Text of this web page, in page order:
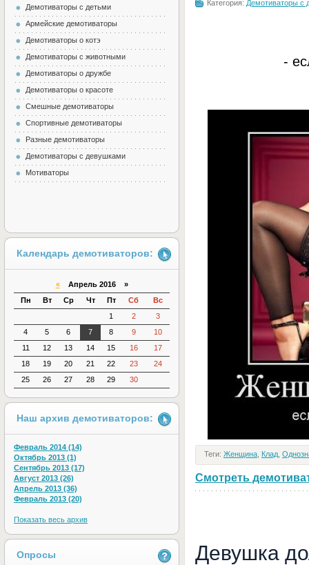
Категория: Демотиваторы с
-
Теги: Женщина Клад
Смотреть
Девушка
Демотиваторы с детьми
Армейские демотиваторы
Демотиваторы о котэ
Демотиваторы с животными
Демотиваторы о дружбе
Демотиваторы о красоте
Смешные демотиваторы
Спортивные демотиваторы
Разные демотиваторы
Демотиваторы с девушками
Мотиваторы
Календарь демотиваторов:
«Апрель 2016 »
Пн
Вт Ср Чт Пт Сб
Вс
1
2
3
4
5 6 7 8 9
10
11
12 13 14 15 16
17
18
19 20 21 22 23
24
25
26 27 28 29 30
Наш архив демотиваторов:
Февраль 2014 (14)
Октябрь 2013 (1)
Сентябрь 2013 (17)
Август 2013 (26)
Апрель 2013 (36)
Февраль 2013 (20)
Показать весь архив
Опросы